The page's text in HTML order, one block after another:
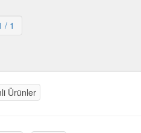
/ 1
Ürünler